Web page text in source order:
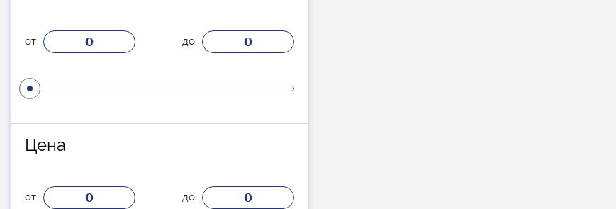
от 0 до 0
Цена
от 0 до 0